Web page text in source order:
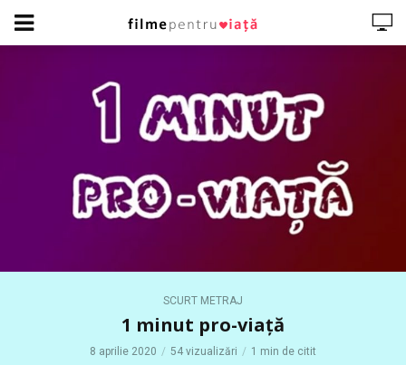
SCURT METRAJ
1 minut pro-viață
8 aprilie 2020 54 vizualizări 1 min de citit